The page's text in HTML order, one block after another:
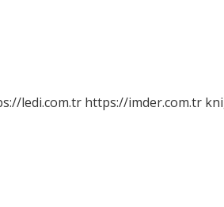
ledi.com.tr https://imder.com.tr